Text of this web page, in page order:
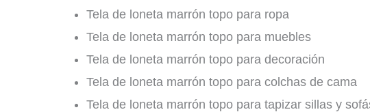
Tela de loneta marrón topo para ropa
Tela de loneta marrón topo para muebles
Tela de loneta marrón topo para decoración
Tela de loneta marrón topo para colchas de cama
Tela de loneta marrón topo para tapizar sillas y